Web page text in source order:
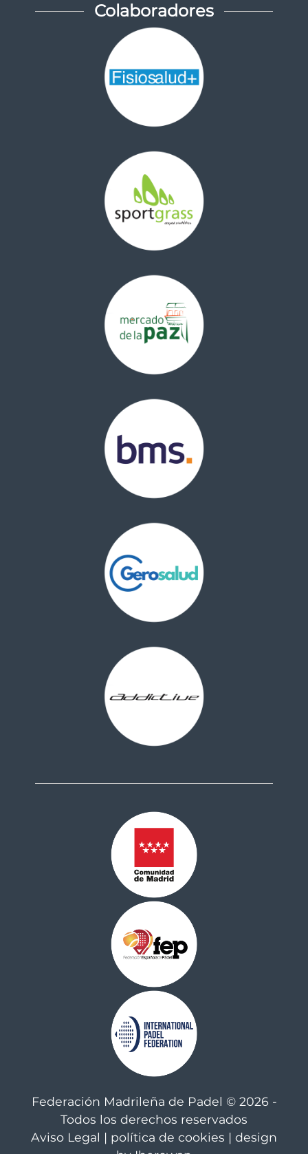
Colaboradores
Federación Madrileña de Padel © 2026 -
Todos los derechos reservados
Aviso Legal | política de cookies | design